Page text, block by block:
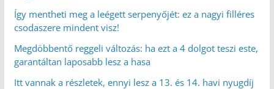
Így mentheti meg a leégett serpenyőjét: ez a nagyi filléres
csodaszere mindent visz!
Megdöbbentő reggeli változás: ha ezt a 4 dolgot teszi este,
garantáltan laposabb lesz a hasa
Itt vannak a részletek, ennyi lesz a 13. és 14. havi nyugdíj